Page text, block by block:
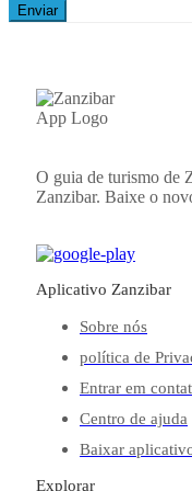
Enviar
O guia de turismo de
Zanzibar. Baixe o
Aplicativo Zanzibar
Sobre nós
política de
Entrar em
Centro de ajuda
Baixar
Explorar